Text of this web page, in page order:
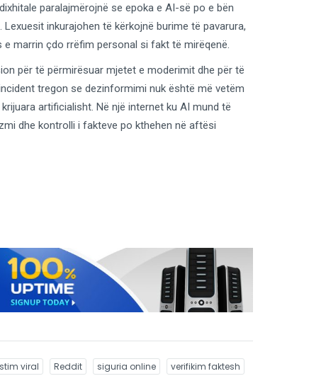
paralajmërojnë se epoka e AI-së po e bën
inkurajohen të kërkojnë burime të pavarura,
marrin çdo rrëfim personal si fakt të mirëqenë.
për të përmirësuar mjetet e moderimit dhe për të
tregon se dezinformimi nuk është më vetëm
artificialisht. Në një internet ku AI mund të
dhe kontrolli i fakteve po kthehen në aftësi
viral Reddit siguria online verifikim faktesh